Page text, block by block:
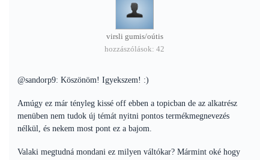
virsli gumis/oútis
hozzászólások: 42
@sandorp9: Köszönöm! Igyekszem! :)
Amúgy ez már tényleg kissé off ebben a topicban de az alkatrész
menüben nem tudok új témát nyitni pontos termékmegnevezés
nélkül, és nekem most pont ez a bajom.
Valaki megtudná mondani ez milyen váltókar? Mármint oké hogy